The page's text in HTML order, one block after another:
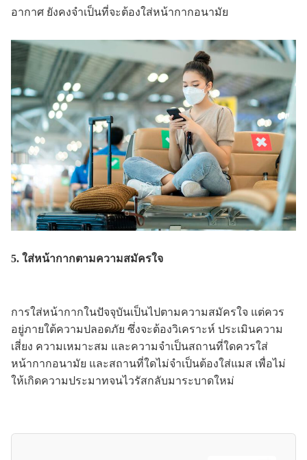
อากาศ ยังคงจำเป็นที่จะต้องใส่หน้ากากอนามัย
5. ใส่หน้ากากตามความสมัครใจ
การใส่หน้ากากในปัจจุบันเป็นไปตามความสมัครใจ แต่ควร
อยู่ภายใต้ความปลอดภัย ซึ่งจะต้องวิเคราะห์ ประเมินความ
เสี่ยง ความเหมาะสม และความจำเป็นสถานที่ใดควรใส่
หน้ากากอนามัย และสถานที่ใดไม่จำเป็นต้องใส่แมส เพื่อไม่
ให้เกิดความประมาทจนไวรัสกลับมาระบาดใหม่